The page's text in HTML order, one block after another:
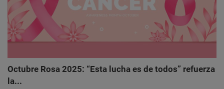
Octubre Rosa 2025: “Esta lucha es de todos” refuerza
la...